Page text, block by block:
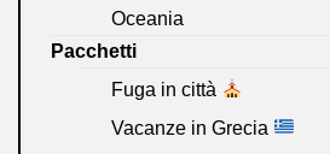
Oceania
Pacchetti
Fuga in città
Vacanze in Grecia